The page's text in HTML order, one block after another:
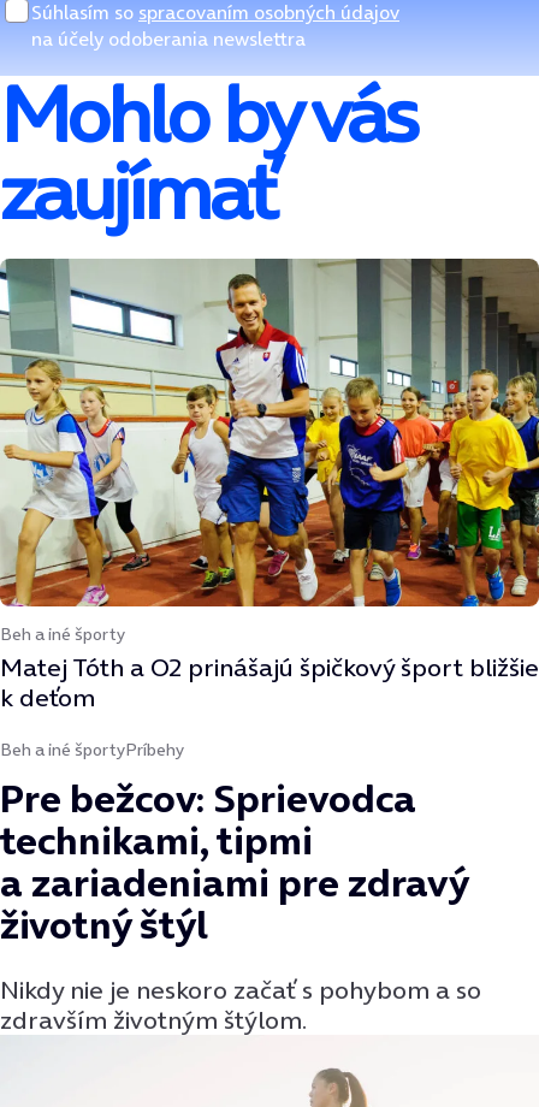
Súhlasím so spracovaním osobných údajov
na účely odoberania newslettra
Mohlo by vás
zaujímať
Beh a iné športy
Matej Tóth a O2 prinášajú špičkový šport bližšie
k deťom
Beh a iné športyPríbehy
Pre bežcov: Sprievodca
technikami, tipmi
a zariadeniami pre zdravý
životný štýl
Nikdy nie je neskoro začať s pohybom a so
zdravším životným štýlom.